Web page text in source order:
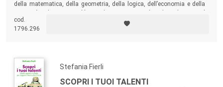
della matematica, della geometria, della logica, dell’economia e della
esempi spiegati con chiarezza, stimolano continuamente a
riorganizzare la percezione e a formulare nuove ipotesi per vedere una
cod.
1796.296
Stefania Fierli
SCOPRI I TUOI TALENTI